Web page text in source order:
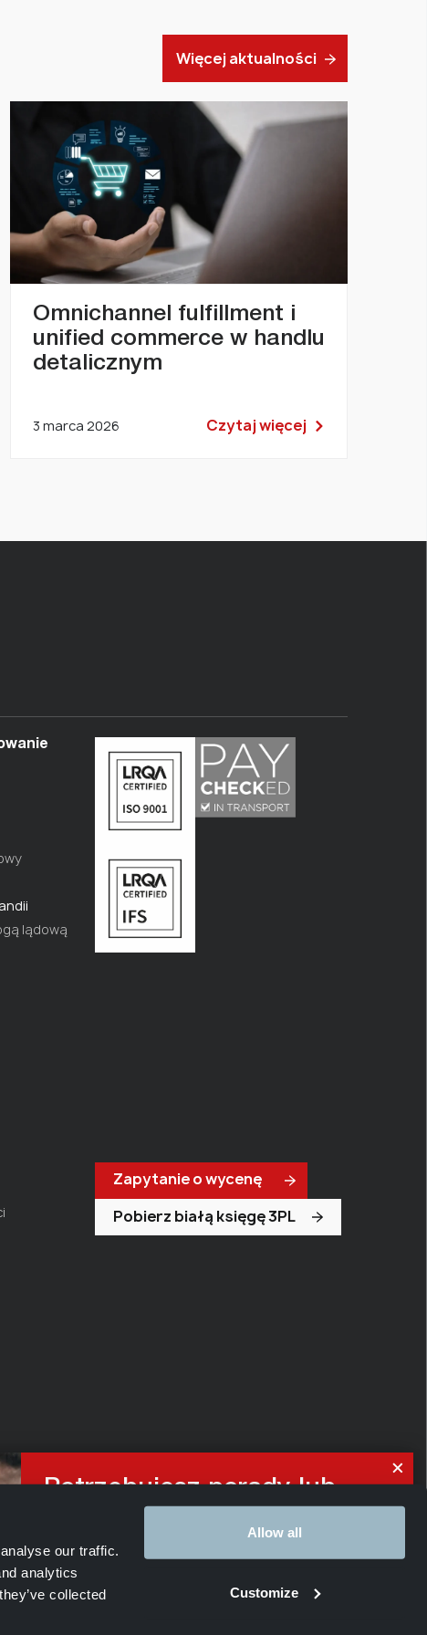
our traffic.
analytics
collected
Allow all
Customize
Więcej aktualności
Omnichannel fulfillment i
unified commerce w handlu
detalicznym
3 marca 2026 Czytaj więcej
Potrzebujesz porady lub
indywidualnej oferty?
Nasi eksperci logistyczni są do Twojej
dyspozycji.
lądową
Zapytanie o wycenę
Pobierz białą księgę 3PL